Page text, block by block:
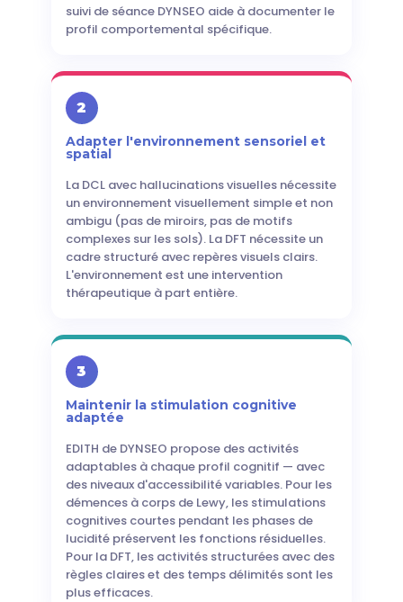
suivi de séance DYNSEO aide à documenter le
profil comportemental spécifique.
2
Adapter l'environnement sensoriel et
spatial
La DCL avec hallucinations visuelles nécessite
un environnement visuellement simple et non
ambigu (pas de miroirs, pas de motifs
complexes sur les sols). La DFT nécessite un
cadre structuré avec repères visuels clairs.
L'environnement est une intervention
thérapeutique à part entière.
3
Maintenir la stimulation cognitive
adaptée
EDITH de DYNSEO propose des activités
adaptables à chaque profil cognitif — avec
des niveaux d'accessibilité variables. Pour les
démences à corps de Lewy, les stimulations
cognitives courtes pendant les phases de
lucidité préservent les fonctions résiduelles.
Pour la DFT, les activités structurées avec des
règles claires et des temps délimités sont les
plus efficaces.